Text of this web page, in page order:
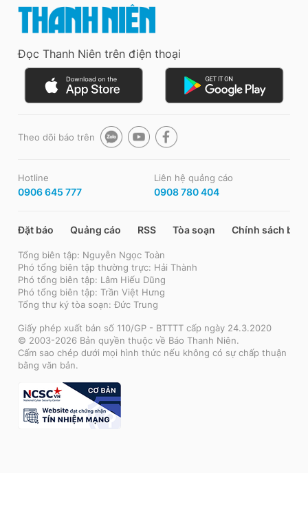
Đọc Thanh Niên trên điện thoại
Theo dõi báo trên
Hotline
0906 645 777
Liên hệ quảng cáo
0908 780 404
Đặt báo Quảng cáo RSS Tòa soạn Chính sách bảo
Tổng biên tập: Nguyễn Ngọc Toàn
Phó tổng biên tập thường trực: Hải Thành
Phó tổng biên tập: Lâm Hiếu Dũng
Phó tổng biên tập: Trần Việt Hưng
Tổng thư ký tòa soạn: Đức Trung
Giấy phép xuất bản số 110/GP - BTTTT cấp ngày 24.3.2020
© 2003-2026 Bản quyền thuộc về Báo Thanh Niên.
Cấm sao chép dưới mọi hình thức nếu không có sự chấp thuận
bằng văn bản.